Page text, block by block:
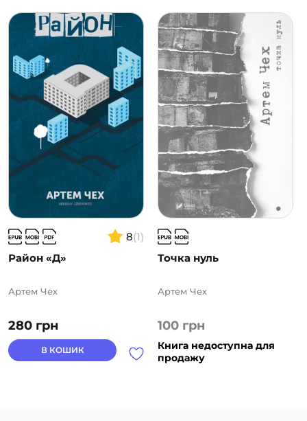
8(1)
Район «Д»
280 грн
Артем Чех
В КОШИК
Точка нуль
100 грн
Артем Чех
Книга недоступна для
продажу